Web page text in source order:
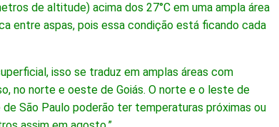
de altitude) acima dos 27°C em uma ampla área
entre aspas, pois essa condição está ficando cada
isso se traduz em amplas áreas com
no norte e oeste de Goiás. O norte e o leste de
São Paulo poderão ter temperaturas próximas ou